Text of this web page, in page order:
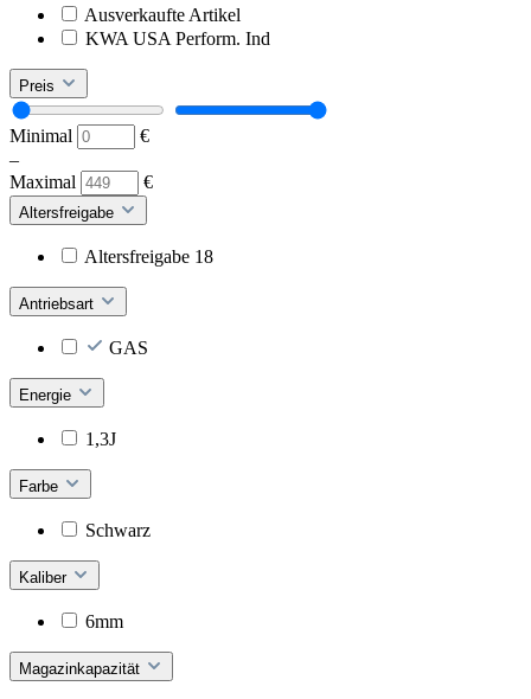
Ausverkaufte Artikel
KWA USA Perform. Ind
Preis
Minimal
€
–
Maximal
€
Altersfreigabe
Altersfreigabe 18
Antriebsart
GAS
Energie
1,3J
Farbe
Schwarz
Kaliber
6mm
Magazinkapazität